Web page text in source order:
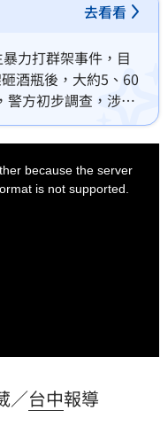
去看看
力打群架事件，目
酒瓶後，大約5、60
警方初步調查，涉案
要等後續調查。
because the server
is not supported.
／台中報導